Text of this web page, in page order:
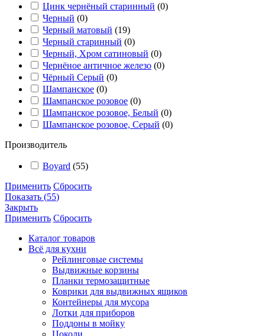
Цинк чернёный старинный (0)
Черный (0)
Черный матовый (19)
Черный старинный (0)
Черный, Хром сатиновый (0)
Чернёное античное железо (0)
Чёрный Серый (0)
Шампанское (0)
Шампанское розовое (0)
Шампанское розовое, Белый (0)
Шампанское розовое, Серый (0)
Производитель
Boyard (55)
Применить Сбросить
Показать (55)
Закрыть
Применить Сбросить
Каталог товаров
Всё для кухни
Рейлинговые системы
Выдвижные корзины
Планки термозащитные
Коврики для выдвижных ящиков
Контейнеры для мусора
Лотки для приборов
Поддоны в мойку
Цоколи